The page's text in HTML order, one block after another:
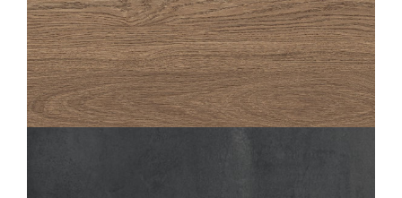
OAKA
NOISETTE GESTRUCTUREERDE ANTI-SLIP
20X120